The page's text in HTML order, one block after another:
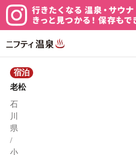
宿泊
老松
石
川
県
/
小